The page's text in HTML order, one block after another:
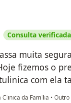
Consulta verificada
muita
fizemos o
com ela
Clinica da Família • Outro